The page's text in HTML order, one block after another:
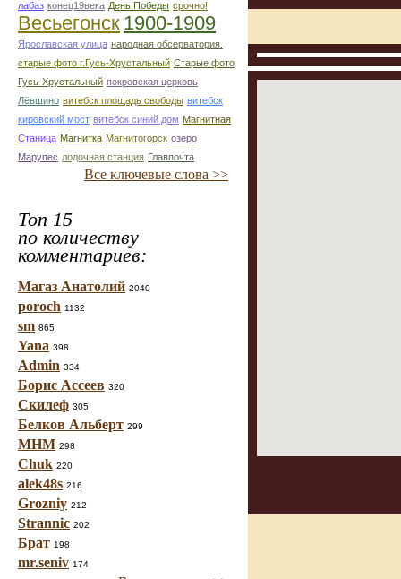
лабаз конец19века День Победы срочно!
Весьегонск 1900-1909
Ярославская улица народная обсерватория.
старые фото г.Гусь-Хрустальный Старые фото
Гусь-Хрустальный покровская церковь
Лёвшино витебск площадь свободы витебск
кировский мост витебск синий дом Магнитная
Станица Магнитка Магнитогорск озеро
Марупес лодочная станция Главпочта
Все ключевые слова >>
Топ 15
по количеству
комментариев:
Магаз Анатолий 2040
poroch 1132
sm 865
Yana 398
Admin 334
Борис Ассеев 320
Скилеф 305
Белков Альберт 299
МНМ 298
Chuk 220
alek48s 216
Grozniy 212
Strannic 202
Брат 198
mr.seniv 174